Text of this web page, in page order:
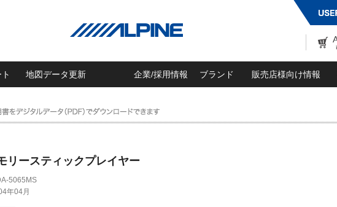
地図データ更新 企業/採用情報 ブランド 販売店様向け情報
リースティックプレイヤー
5065MS
年04月